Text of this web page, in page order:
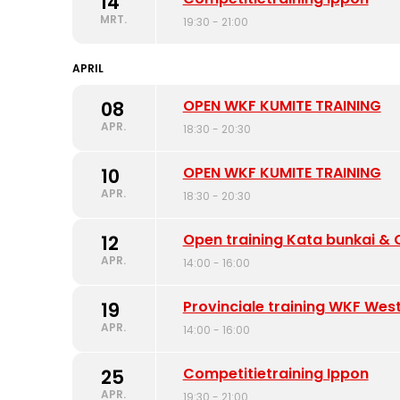
MRT. 19:30 - 21:00
APRIL
08
APR.
OPEN WKF KUMITE TRAINING
18:30 - 20:30
10
APR.
OPEN WKF KUMITE TRAINING
18:30 - 20:30
12
APR.
Open training Kata bunkai &
14:00 - 16:00
19
APR.
Provinciale training WKF
14:00 - 16:00
25
APR.
Competitietraining Ippon
19:30 - 21:00